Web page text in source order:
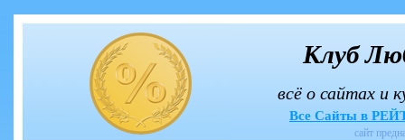
Клуб
всё о сайтах и
Все Сайты в
сайт